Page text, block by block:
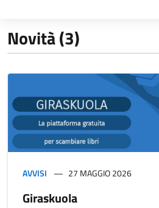
Novità (3)
AVVISI 27 MAGGIO 2026
Giraskuola